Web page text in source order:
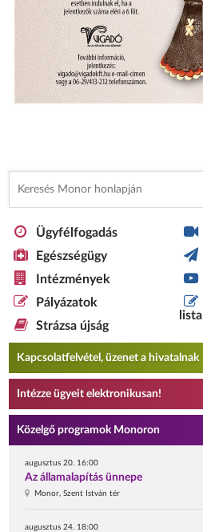
Ügyfélfogadás
Egészségügy
Intézmények
Pályázatok
Strázsa újság
lista
Kapcsolatfelvétel, üzenet a hivatalnak
Intézze ügyeit elektronikusan!
Közelgő programok Monoron
augusztus 20. 16:00
Az államalapítás ünnepe
Monor, Szent István tér
augusztus 24. 18:00